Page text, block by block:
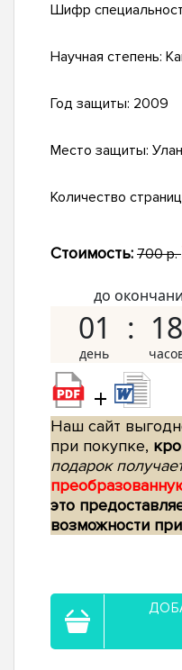
Шифр
Научная степень:
Год защиты: 2009
Место защиты:
Количество
Стоимость: 700 р.
до
01 18
+
Наш сайт
при покупке,
подарок
это
возможности